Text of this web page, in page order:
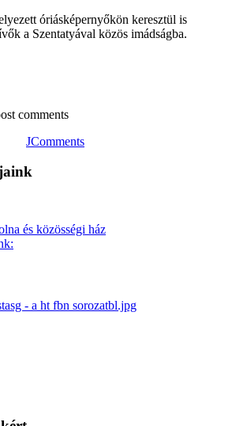
óriásképernyőkön keresztül is
a Szentatyával közös imádságba.
comments
JComments
és közösségi ház